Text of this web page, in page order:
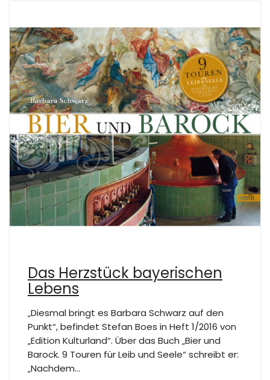
Das Herzstück bayerischen
Lebens
„Diesmal bringt es Barbara Schwarz auf den
Punkt“, befindet Stefan Boes in Heft 1/2016 von
„Edition Kulturland“. Über das Buch „Bier und
Barock. 9 Touren für Leib und Seele“ schreibt er:
„Nachdem…